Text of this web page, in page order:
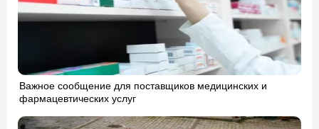
Важное сообщение для поставщиков медицинских и
фармацевтических услуг